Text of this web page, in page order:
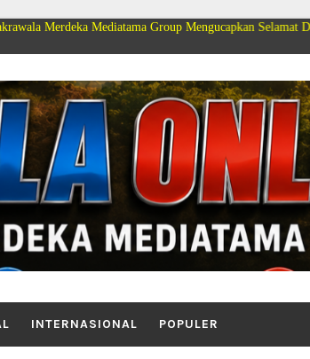
Mediatama Group Mengucapkan Selamat Dirgahayu
INTERNASIONAL POPULER